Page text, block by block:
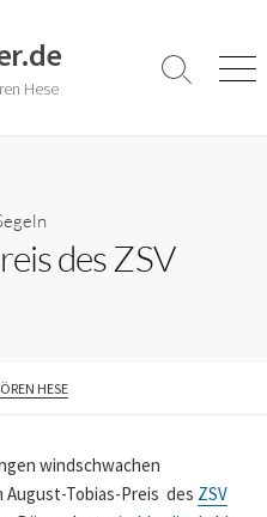
Hese
Search
des ZSV
HESE
windschwachen
August-Tobias-Preis des ZSV